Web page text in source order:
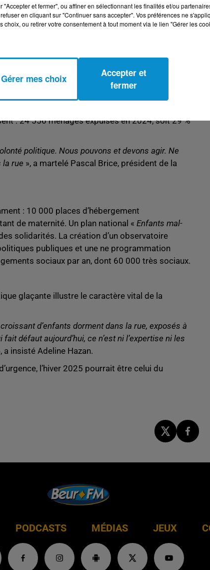
sans solution en 2024, dont 330 de moins de 3
par les cyclones et des expulsions
Si environ 203 000 places existent,
fragilise les structures : il manquerait 250
qui est bloquée. La production de logements
: 24 556 ménages expulsés en 2024, soit 29 %
politique. Nous pouvons et devons agir. Ne
la rue », a martelé Pascal Brice, président de la
: 10 000 places d’hébergement
de maternité. Un plan national « Enfants mal-
solidarités. La création d’un observatoire
publiques et une ne programmation
sociaux par an, dont 60 000 très sociaux.
glaçante illustre le caractère vital de la
d’enfants dorment dans la rue, exposés à
défaut aujourd’hui, ce n’est ni l’expertise ni les
a insisté Adeline Hazan.
l’hiver 2025 pourrait être celui du
PODCASTS MÉDIAS JEUX
"Accepter et fermer", ou affiner en sélectionnant les finalités et/ou
en cliquant sur "Continuer sans accepter". Vos préférences ne
choix, ou retirer votre consentement à tout moment via le lien "Gérer les
Gérer mes choix
Accepter et
fermer